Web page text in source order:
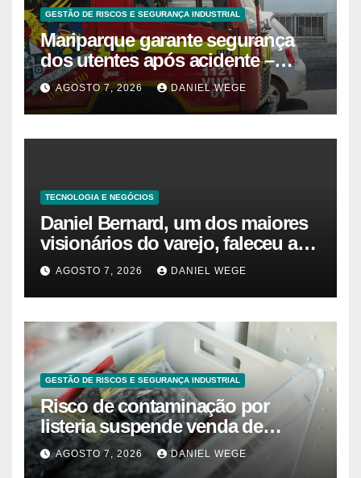
GESTÃO DE RISCOS E SEGURANÇA INDUSTRIAL
Mariparque garante segurança
dos utentes após acidente –
Observador
AGOSTO 7, 2026 DANIEL WEGE
TECNOLOGIA E NEGÓCIOS
Daniel Bernard, um dos maiores
visionários do varejo, faleceu aos
80 anos – Sincovaga Notícias
AGOSTO 7, 2026 DANIEL WEGE
GESTÃO DE RISCOS E SEGURANÇA INDUSTRIAL
Risco de contaminação por
listeria suspende venda de
mirtilos em fábricas da América
do Norte – Mix Vale
AGOSTO 7, 2026 DANIEL WEGE